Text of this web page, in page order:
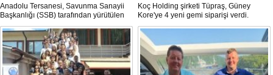
Anadolu Tersanesi, Savunma Sanayii
Başkanlığı (SSB) tarafından yürütülen
Endüstriyel Yetkinlik Değerlendirme ve
Destekleme Programı
(EYDEP)kapsamında, A Sertifikası
almaya hak kazanan ilk tersane oldu.
Koç Holding şirketi Tüpraş, Güney
Kore'ye 4 yeni gemi siparişi verdi.
Toplam yatırım tutarı 370 milyon doları
aşan, her biri yaklaşık 157.000 DWT
taşıma kapasitesine sahip tankerlerin
2029 yılı içerisinde teslim alınması
planlanıyor.